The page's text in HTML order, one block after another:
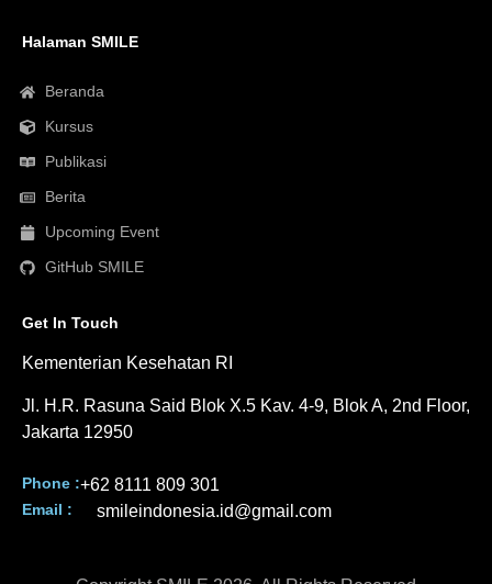
Halaman SMILE
Beranda
Kursus
Publikasi
Berita
Upcoming Event
GitHub SMILE
Get In Touch
Kementerian Kesehatan RI
Jl. H.R. Rasuna Said Blok X.5 Kav. 4-9, Blok A, 2nd Floor,
Jakarta 12950
Phone :+62 8111 809 301
Email : smileindonesia.id@gmail.com